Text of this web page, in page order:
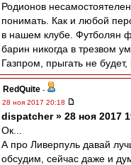
Родионов
понимать. Как и любой
в нашем клубе. Футболян
барин никогда в трезвом
Газпром, прыгать не будет,
RedQuite -
28 ноя 2017 20:18
dispatcher » 28 ноя 2017
Ок...
А про Ливерпуль давай
обсудим, сейчас даже и